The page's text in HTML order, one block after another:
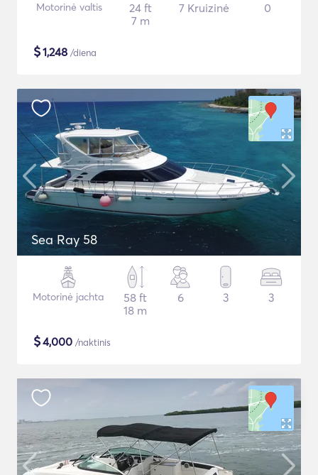
Motorinė valtis
24 ft
7 m
7 Kruizinė 0
$1,248 /diena
Sea Ray 58
Motorinė jachta
58 ft
18 m
6 3 3
$4,000 /naktinis